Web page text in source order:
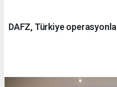
DAFZ, Türkiye